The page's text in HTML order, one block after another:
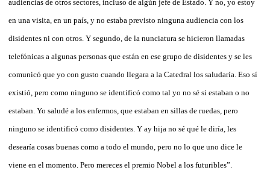
audiencias de otros sectores, incluso de algún jefe de Estado. Y no, yo estoy
en una visita, en un país, y no estaba previsto ninguna audiencia con los
disidentes ni con otros. Y segundo, de la nunciatura se hicieron llamadas
telefónicas a algunas personas que están en ese grupo de disidentes y se les
comunicó que yo con gusto cuando llegara a la Catedral los saludaría. Eso sí
existió, pero como ninguno se identificó como tal yo no sé si estaban o no
estaban. Yo saludé a los enfermos, que estaban en sillas de ruedas, pero
ninguno se identificó como disidentes. Y ay hija no sé qué le diría, les
desearía cosas buenas como a todo el mundo, pero no lo que uno dice le
viene en el momento. Pero mereces el premio Nobel a los futuribles”.